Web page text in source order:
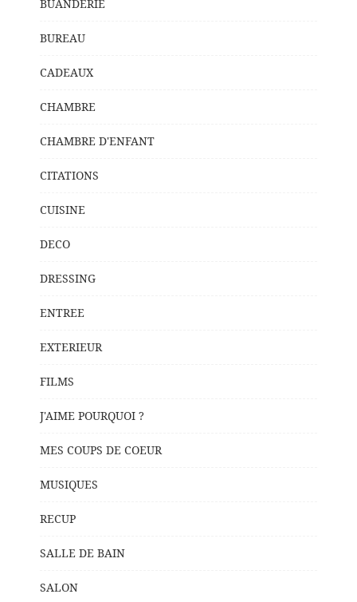
BUANDERIE
BUREAU
CADEAUX
CHAMBRE
CHAMBRE D'ENFANT
CITATIONS
CUISINE
DECO
DRESSING
ENTREE
EXTERIEUR
FILMS
J'AIME POURQUOI ?
MES COUPS DE COEUR
MUSIQUES
RECUP
SALLE DE BAIN
SALON